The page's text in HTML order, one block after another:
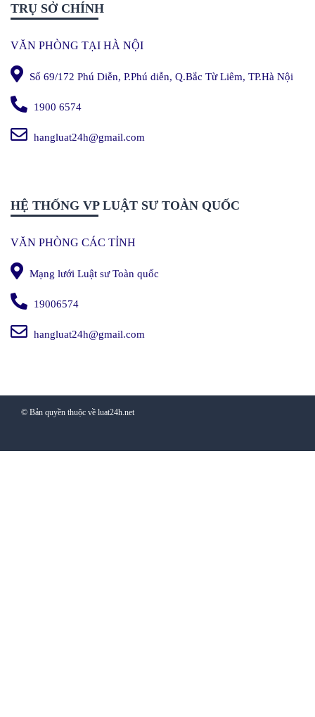
TRỤ SỞ CHÍNH
VĂN PHÒNG TẠI HÀ NỘI
Số 69/172 Phú Diễn, P.Phú diễn, Q.Bắc Từ Liêm, TP.Hà Nội
1900 6574
hangluat24h@gmail.com
HỆ THỐNG VP LUẬT SƯ TOÀN QUỐC
VĂN PHÒNG CÁC TỈNH
Mạng lưới Luật sư Toàn quốc
19006574
hangluat24h@gmail.com
© Bản quyền thuộc về luat24h.net